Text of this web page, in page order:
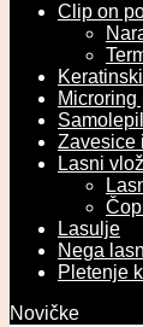
Clip on
Zavesice
Lasni
Lasulje
Nega
Pletenje
Novičke